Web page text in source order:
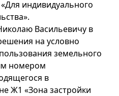
индивидуального
Васильевичу в
на условно
земельного
номером
в
Ж1 «Зона застройки